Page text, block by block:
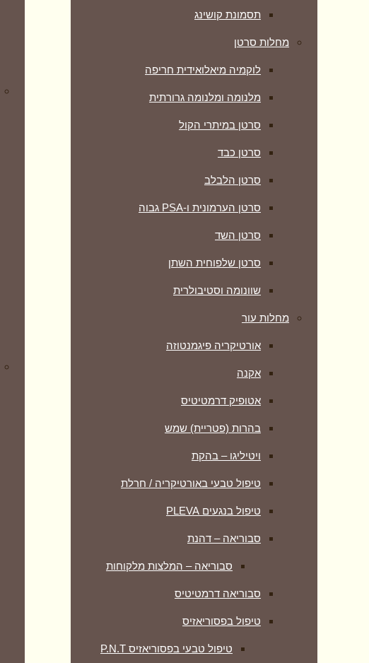
תסמונת קושינג
מחלות סרטן
לוקמיה מיאלואידית חריפה
מלנומה ומלנומה גרורתית
סרטן במיתרי הקול
סרטן כבד
סרטן הלבלב
סרטן הערמונית ו-PSA גבוה
סרטן השד
סרטן שלפוחית השתן
שוונומה וסטיבולרית
מחלות עור
אורטיקריה פיגמנטוזה
אקנה
אטופיק דרמטיטיס
בהרות (פטריית) שמש
ויטיליגו – בהקת
טיפול טבעי באורטיקריה / חרלת
טיפול בנגעים PLEVA
סבוריאה – דהנת
סבוריאה – המלצות מלקוחות
סבוריאה דרמטיטיס
טיפול בפסוריאזיס
טיפול טבעי בפסוריאזיס P.N.T